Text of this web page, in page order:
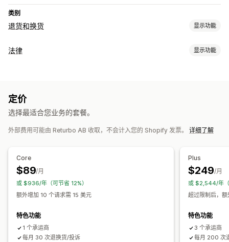
类别
退货和换货 显示功能
退货选项
退货管理
自动批准 退货门户 自定义政策
自定义品牌营销 退款管理 库存更新 分析
法律 显示功能
定价
选择最适合您业务的套餐。
外部费用可能由 Returbo AB 收取，不会计入您的 Shopify 发票。 详细了解
Core
$89/月
或 $936/年（可节省 12%）
额外增加 10 个请求需 15 美元
特色功能
1 个承运商
每月 30 次退换货/投诉
Plus
$249/月
或 $2,544/年
超过限制后，
特色功能
3 个承运商
每月 200 次